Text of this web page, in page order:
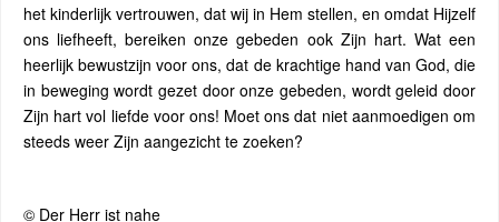
het kinderlijk vertrouwen, dat wij in Hem stellen, en omdat Hijzelf
ons liefheeft, bereiken onze gebeden ook Zijn hart. Wat een
heerlijk bewustzijn voor ons, dat de krachtige hand van God, die
in beweging wordt gezet door onze gebeden, wordt geleid door
Zijn hart vol liefde voor ons! Moet ons dat niet aanmoedigen om
steeds weer Zijn aangezicht te zoeken?
© Der Herr ist nahe